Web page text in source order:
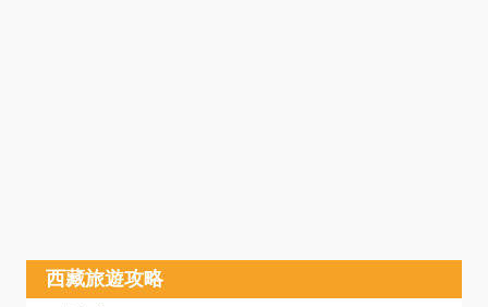
西藏旅遊攻略